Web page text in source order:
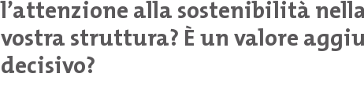
l’attenzione alla sostenibilità
vostra struttura? È un valore
decisivo?